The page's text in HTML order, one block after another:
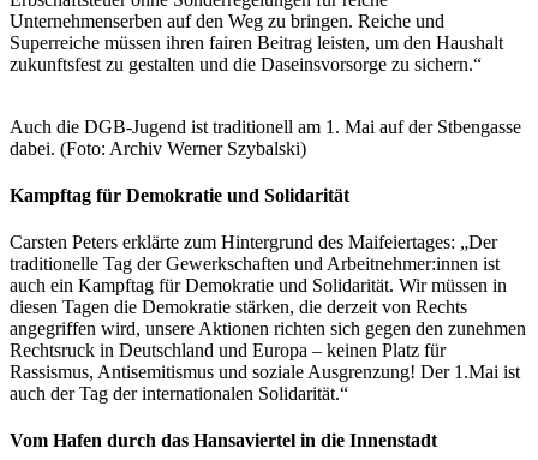
Unternehmenserben auf den Weg zu bringen. Reiche und
Superreiche müssen ihren fairen Beitrag leisten, um den Haushalt
zukunftsfest zu gestalten und die Daseinsvorsorge zu sichern.“
Auch die DGB-Jugend ist traditionell am 1. Mai auf der Stbengasse
dabei. (Foto: Archiv Werner Szybalski)
Kampftag für Demokratie und Solidarität
Carsten Peters erklärte zum Hintergrund des Maifeiertages: „Der
traditionelle Tag der Gewerkschaften und Arbeitnehmer:innen ist
auch ein Kampftag für Demokratie und Solidarität. Wir müssen in
diesen Tagen die Demokratie stärken, die derzeit von Rechts
angegriffen wird, unsere Aktionen richten sich gegen den zunehmen
Rechtsruck in Deutschland und Europa – keinen Platz für
Rassismus, Antisemitismus und soziale Ausgrenzung! Der 1.Mai ist
auch der Tag der internationalen Solidarität.“
Vom Hafen durch das Hansaviertel in die Innenstadt